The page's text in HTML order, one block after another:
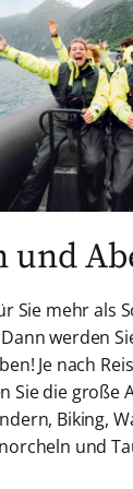
und
Sie mehr als
werden
Je nach
Sie die große
Biking,
und